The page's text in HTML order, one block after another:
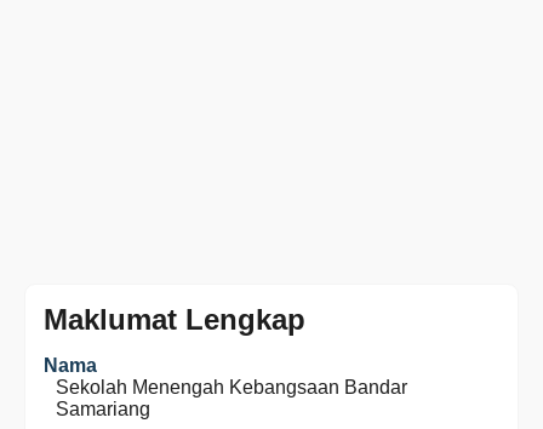
Maklumat Lengkap
Nama
Sekolah Menengah Kebangsaan Bandar
Samariang